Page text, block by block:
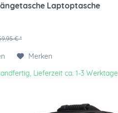
Laptoptasche
€ *
Merken
Lieferzeit ca. 1-3 Werktage